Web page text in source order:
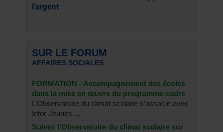
l'argent
SUR LE FORUM
AFFAIRES SOCIALES
FORMATION - Accompagnement des écoles
dans la mise en œuvre du programme-cadre
L’Observatoire du climat scolaire s’associe avec
Infor Jeunes ...
Suivez l'Observatoire du climat scolaire sur